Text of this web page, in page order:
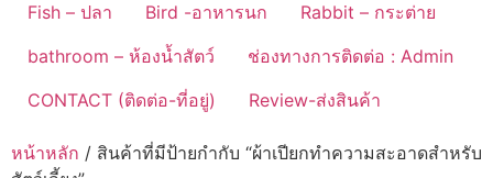
Fish – ปลา
Bird -อาหารนก
Rabbit – กระต่าย
bathroom – ห้องน้ำสัตว์
ช่องทางการติดต่อ : Admin
CONTACT (ติดต่อ-ที่อยู่)
Review-ส่งสินค้า
หน้าหลัก / สินค้าที่มีป้ายกำกับ “ผ้าเปียกทำความสะอาดสำหรับ